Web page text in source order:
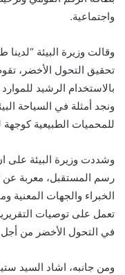
واجتماعية.
وقالت وزيرة البيئة
تحقيق التحول الأخضر،
بالاستخدام الرشيد
ونجد أمثلة في السياحة
للمحميات الطبيعية كوجهة
وشددت وزيرة البيئة على
رسم المستقبل، معربة
الخبراء والجهات
تعمل على توصيات
في التحول الأخضر من أجل
ومن جانبه، اشاد السيد